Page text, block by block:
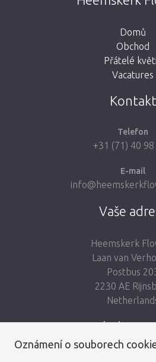
tlačítko níže se vrátíte
Domů
Obchod
Přátelé
Vacatures
Kontakt
Telefon
+31 (71) 40 98
E-mail
Vaše
Heemskerk
Laan van
Postbus
2230 AE
Sledujte
Oznámení o souborech